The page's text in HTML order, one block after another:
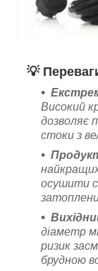
💡
Високий
дозволяє
стоки з
осушити
діаметр
ризик
брудною